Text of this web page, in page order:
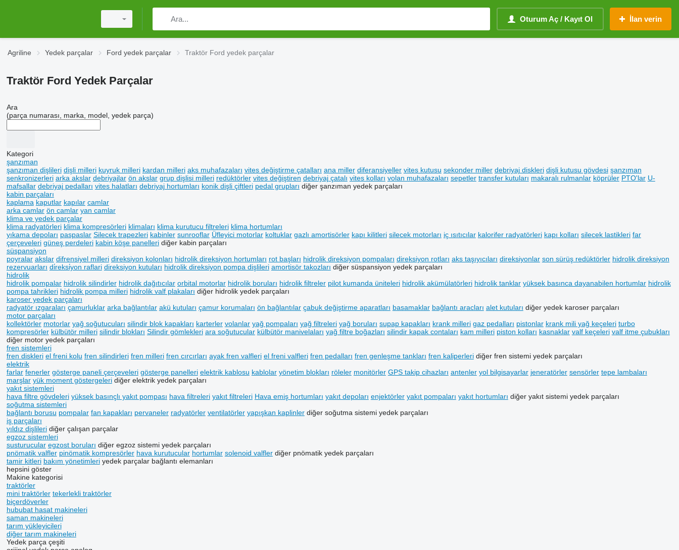
Oturum Aç / Kayıt Ol İlan verin
Agriline Yedek parçalar Ford yedek parçalar Traktör Ford yedek parçalar
Traktör Ford Yedek Parçalar
Ara
(parça numarası, marka, model, yedek parça)
Kategori
şanzıman
şanzıman dişlileri dişli milleri kuyruk milleri kardan milleri aks muhafazaları vites değiştirme çatalları ana miller diferansiyeller vites kutusu sekonder miller debriyaj diskleri dişli kutusu gövdesi şanzıman
senkronizerleri arka akslar debriyajlar ön akslar grup dişlisi milleri redüktörler vites değiştiren debriyaj çatalı vites kolları volan muhafazaları sepetler transfer kutuları makaralı rulmanlar köprüler PTO'lar U-
mafsallar debriyaj pedalları vites halatları debriyaj hortumları konik dişli çiftleri pedal grupları diğer şanzıman yedek parçaları
kabin parçaları
kaplama kaputlar kapılar camlar
arka camlar ön camlar yan camlar
klima ve yedek parçalar
klima radyatörleri klima kompresörleri klimaları klima kurutucu filtreleri klima hortumları
yıkama depoları paspaslar Silecek trapezleri kabinler sunrooflar Üfleyici motorlar koltuklar gazlı amortisörler kapı kilitleri silecek motorları iç ısıtıcılar kalorifer radyatörleri kapı kolları silecek lastikleri far
çerçeveleri güneş perdeleri kabin köşe panelleri diğer kabin parçaları
süspansiyon
poyralar akslar difrensiyel milleri direksiyon kolonları hidrolik direksiyon hortumları rot başları hidrolik direksiyon pompaları direksiyon rotları aks taşıyıcıları direksiyonlar son sürüş redüktörler hidrolik direksiyon
rezervuarları di̇reksi̇yon raflari direksiyon kutuları hidrolik direksiyon pompa dişlileri amortisör takozları diğer süspansiyon yedek parçaları
hidrolik
hidrolik pompalar hidrolik silindirler hidrolik dağıtıcılar orbital motorlar hidrolik boruları hidrolik filtreler pilot kumanda üniteleri hidrolik akümülatörleri hidrolik tanklar yüksek basınca dayanabilen hortumlar hidrolik
pompa tahrikleri hidrolik pompa milleri hidrolik valf plakaları diğer hidrolik yedek parçaları
karoser yedek parçaları
radyatör ızgaraları çamurluklar arka bağlantılar akü kutuları çamur korumaları ön bağlantılar çabuk değiştirme aparatları basamaklar bağlantı aracları alet kutuları diğer yedek karoser parçaları
motor parçaları
kollektörler motorlar yağ soğutucuları silindir blok kapakları karterler volanlar yağ pompaları yağ filtreleri yağ boruları supap kapakları krank milleri gaz pedalları pistonlar krank mili yağ keçeleri turbo
kompresörler külbütör milleri silindir blokları Silindir gömlekleri ara soğutucular külbütör manivelaları yağ filtre boğazları silindir kapak contaları kam milleri piston kolları kasnaklar valf keçeleri valf itme çubukları
diğer motor yedek parçaları
fren sistemleri
fren diskleri el freni kolu fren silindirleri fren milleri fren cırcırları ayak fren valfleri el freni valfleri fren pedalları fren genleşme tankları fren kaliperleri diğer fren sistemi yedek parçaları
elektrik
farlar fenerler gösterge paneli çerçeveleri gösterge panelleri elektrik kablosu kablolar yönetim blokları röleler monitörler GPS takip cihazları antenler yol bilgisayarlar jeneratörler sensörler tepe lambaları
marşlar yük moment göstergeleri diğer elektrik yedek parçaları
yakıt sistemleri
hava filtre gövdeleri yüksek basınçlı yakıt pompası hava filtreleri yakıt filtreleri Hava emiş hortumları yakıt depoları enjektörler yakıt pompaları yakıt hortumları diğer yakıt sistemi yedek parçaları
soğutma sistemleri
bağlantı borusu pompalar fan kapakları pervaneler radyatörler ventilatörler yapışkan kaplinler diğer soğutma sistemi yedek parçaları
iş parçaları
yıldız dişlileri diğer çalışan parçalar
egzoz sistemleri
susturucular egzost boruları diğer egzoz sistemi yedek parçaları
pnömatik valfler pinömatik kompresörler hava kurutucular hortumlar solenoid valfler diğer pnömatik yedek parçaları
tamir kitleri bakım yönetimleri yedek parçalar bağlantı elemanları
hepsini göster
Makine kategorisi
traktörler
mini traktörler tekerlekli traktörler
biçerdöverler
hububat hasat makineleri
saman makineleri
tarım yükleyicileri
diğer tarım makineleri
Yedek parça çeşiti